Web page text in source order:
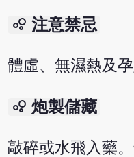
bubble_chart 注意禁忌
體虛、無濕熱及孕
bubble_chart 炮製儲藏
敲碎或水飛入藥